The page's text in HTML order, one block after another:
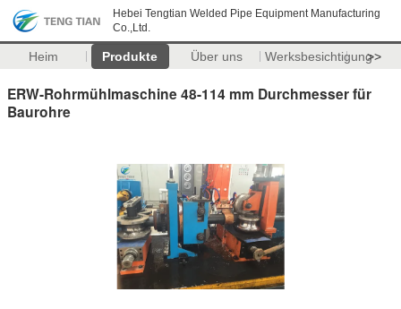
Hebei Tengtian Welded Pipe Equipment Manufacturing
Co.,Ltd.
Heim Produkte Über uns Werksbesichtigung>>
ERW-Rohrmühlmaschine 48-114 mm Durchmesser für
Baurohre